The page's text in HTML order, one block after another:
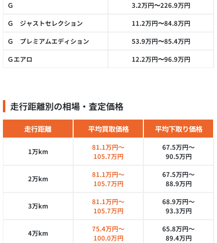
Ｇ
3.2万円〜226.9万円
Ｇ ジャストセレクション
11.2万円〜84.8万円
Ｇ プレミアムエディション
53.9万円〜85.4万円
Ｇエアロ
12.2万円〜96.9万円
走行距離別の相場・査定価格
走行距離 平均買取価格 平均下取り価格
1万km
81.1万円～
105.7万円
67.5万円～
90.5万円
2万km
81.1万円～
105.7万円
67.5万円～
88.9万円
3万km
81.1万円～
105.7万円
68.9万円～
93.3万円
4万km
75.4万円～
100.0万円
65.8万円～
89.4万円